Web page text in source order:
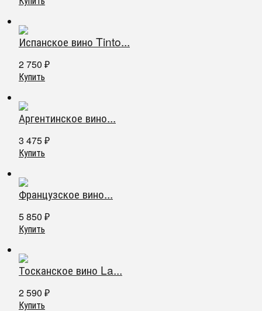
Испанское вино Tinto...
2 750 ₽
Купить
Аргентинское вино...
3 475 ₽
Купить
Французское вино...
5 850 ₽
Купить
Тосканское вино La...
2 590 ₽
Купить